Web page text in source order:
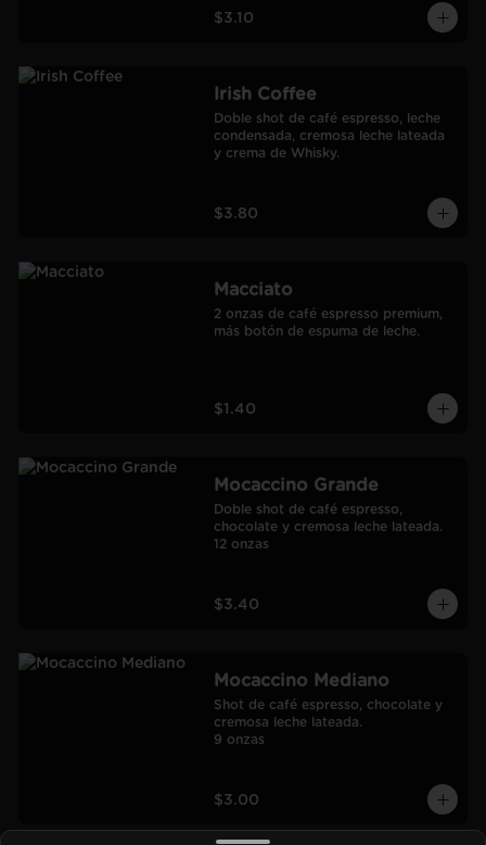
$3.10
Irish Coffee
Doble shot de café espresso, leche
condensada, cremosa leche lateada
y crema de Whisky.
$3.80
Macciato
2 onzas de café espresso premium,
más botón de espuma de leche.
$1.40
Mocaccino Grande
Doble shot de café espresso,
chocolate y cremosa leche lateada.
12 onzas
$3.40
Mocaccino Mediano
Shot de café espresso, chocolate y
cremosa leche lateada.
9 onzas
$3.00